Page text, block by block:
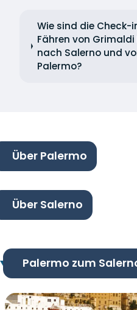
Wie sind die Check-
Fähren von
nach Salerno und
Palermo?
Über Palermo
Über Salerno
Palermo zum